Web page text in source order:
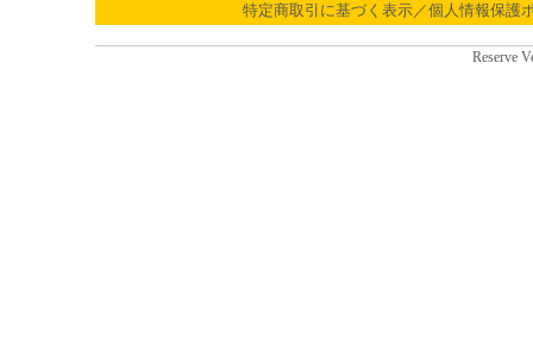
特定商取引に基づく表示／個人情報保護
Reserve